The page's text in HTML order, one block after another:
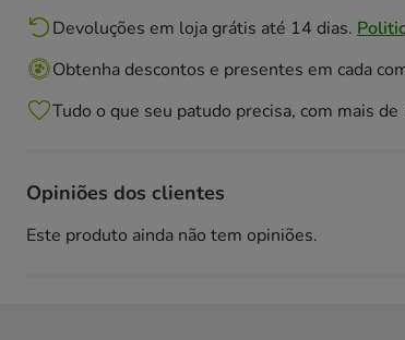
Devoluções em loja grátis até 14 dias.
Obtenha descontos e presentes em cada
Tudo o que seu patudo precisa, com mais
Opiniões dos clientes
Este produto ainda não tem opiniões.